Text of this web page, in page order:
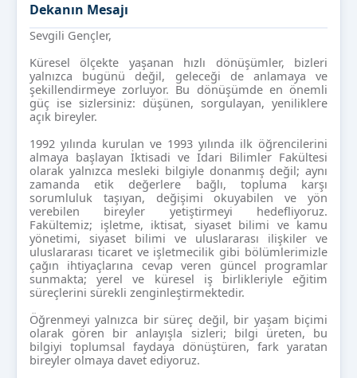
Dekanın Mesajı
Sevgili Gençler,
Küresel ölçekte yaşanan hızlı dönüşümler, bizleri
yalnızca bugünü değil, geleceği de anlamaya ve
şekillendirmeye zorluyor. Bu dönüşümde en önemli
güç ise sizlersiniz: düşünen, sorgulayan, yeniliklere
açık bireyler.
1992 yılında kurulan ve 1993 yılında ilk öğrencilerini
almaya başlayan İktisadi ve İdari Bilimler Fakültesi
olarak yalnızca mesleki bilgiyle donanmış değil; aynı
zamanda etik değerlere bağlı, topluma karşı
sorumluluk taşıyan, değişimi okuyabilen ve yön
verebilen bireyler yetiştirmeyi hedefliyoruz.
Fakültemiz; işletme, iktisat, siyaset bilimi ve kamu
yönetimi, siyaset bilimi ve uluslararası ilişkiler ve
uluslararası ticaret ve işletmecilik gibi bölümlerimizle
çağın ihtiyaçlarına cevap veren güncel programlar
sunmakta; yerel ve küresel iş birlikleriyle eğitim
süreçlerini sürekli zenginleştirmektedir.
Öğrenmeyi yalnızca bir süreç değil, bir yaşam biçimi
olarak gören bir anlayışla sizleri; bilgi üreten, bu
bilgiyi toplumsal faydaya dönüştüren, fark yaratan
bireyler olmaya davet ediyoruz.